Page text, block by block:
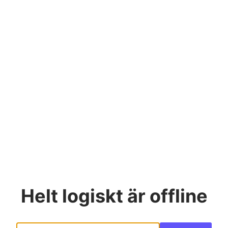
Helt logiskt är offline